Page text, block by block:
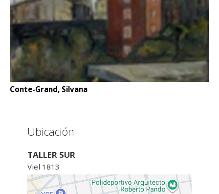
Conte-Grand, Silvana
Ubicación
TALLER SUR
Viel 1813